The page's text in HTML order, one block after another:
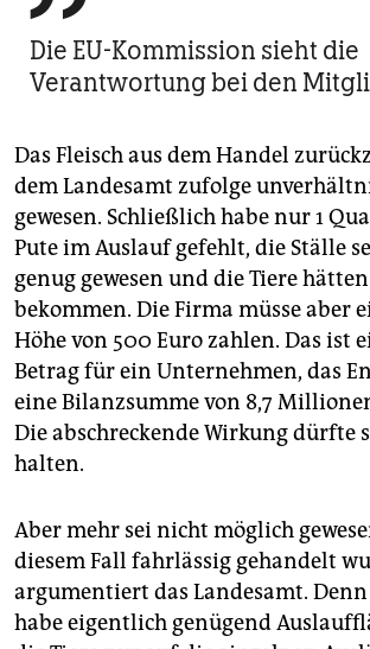
Die EU-Kommission sieht die
Verantwortung bei den
Das Fleisch aus dem Handel
dem Landesamt zufolge
gewesen. Schließlich habe nur 1
Pute im Auslauf gefehlt, die Ställe
genug gewesen und die Tiere
bekommen. Die Firma müsse aber
Höhe von 500 Euro zahlen. Das ist
Betrag für ein Unternehmen, das
eine Bilanzsumme von 8,7
Die abschreckende Wirkung dürfte
halten.
Aber mehr sei nicht möglich
diesem Fall fahrlässig gehandelt
argumentiert das Landesamt.
habe eigentlich genügend